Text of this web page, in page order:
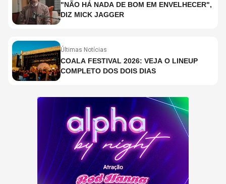
"NÃO HÁ NADA DE BOM EM ENVELHECER",
DIZ MICK JAGGER
Últimas Notícias
COALA FESTIVAL 2026: VEJA O LINEUP
COMPLETO DOS DOIS DIAS